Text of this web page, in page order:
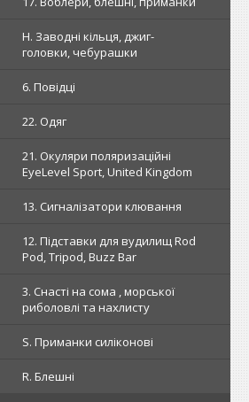
H. Заводні кільця, джиг-
головки, чебурашки
6. Повідці
22. Одяг
21. Окуляри поляризаційні
EyeLevel Sport, United Kingdom
13. Сигналізатори клювання
12. Підставки для вудилищ Rod
Pod, Tripod, Buzz Bar
3. Снасті на сома , морської
риболовлі та нахлисту
S. Приманки силіконові
R. Блешні